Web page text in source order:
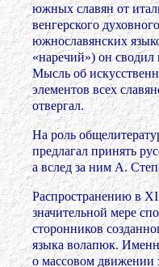
южных славян от
венгерского
южнославянских
«наречий») он
Мысль об
элементов всех
отвергал.
На роль
предлагал принять
а вслед за ним А.
Распространению в
значительной мере
сторонников
языка волапюк.
о массовом движении